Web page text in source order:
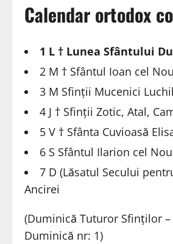
Calendar ortodox
1 L † Lunea Sfântului
2 M † Sfântul Ioan cel
3 M Sfinții Mucenici
4 J † Sfinții Zotic, Atal,
5 V † Sfânta Cuvioasă
6 S Sfântul Ilarion cel Nou
7 D (Lăsatul Secului
Ancirei
(Duminică Tuturor Sfinților –
Duminică nr: 1)